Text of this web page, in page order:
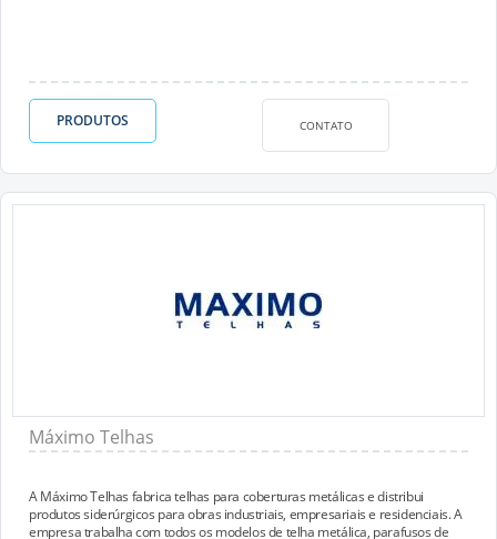
PRODUTOS CONTATO
Máximo Telhas
A Máximo Telhas fabrica telhas para coberturas metálicas e distribui
produtos siderúrgicos para obras industriais, empresariais e residenciais. A
empresa trabalha com todos os modelos de telha metálica, parafusos de